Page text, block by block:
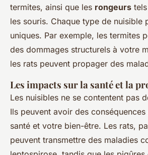
termites, ainsi que les rongeurs
les souris. Chaque type de nuisible
uniques. Par exemple, les termites
des dommages structurels à votre
les rats peuvent propager des
Les impacts sur la santé et la
Les nuisibles ne se contentent pas
Ils peuvent avoir des
santé et votre bien-être. Les rats,
peuvent transmettre des maladies